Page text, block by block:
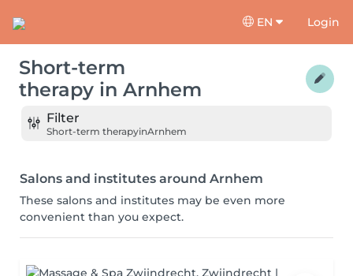
EN Login
Short-term
therapy in Arnhem
Filter
Short-term therapyinArnhem
Salons and institutes around Arnhem
These salons and institutes may be even more
convenient than you expect.